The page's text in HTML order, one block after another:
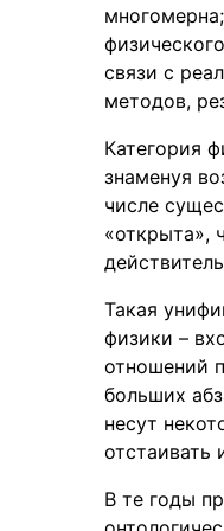
связи с
методов,
Категория
знаменуя
числе
«открыта»,
Такая
физики –
отношений
больших
несут
отстаивать
В те годы